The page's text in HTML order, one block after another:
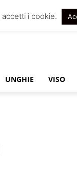
UNGHIE VISO
i cookie.